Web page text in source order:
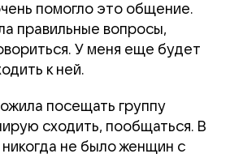
помогло это общение.
правильные вопросы,
У меня еще будет
к ней.
посещать группу
сходить, пообщаться. В
не было женщин с